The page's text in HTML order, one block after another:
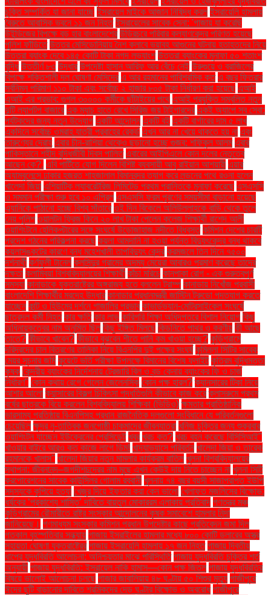
চুক্তি সম্পর্কিত যা জানা যাচ্ছে ইসরায়েল মাইকে আজান নিষিদ্ধ করল ইসরায়েলি হামলায়
বৈরুতে আবাসিক ভবনে ১১ জন নিহত ইসরায়েলের সাবেক সেনা: 'গাজায় যা করেছি
উইন্ডিজের বিপক্ষে বড় হার বাংলাদেশের উড়িরচরে পরিবার কল্যাণকেন্দ্র পরিণত হয়েছে
পুলিশ ফাঁড়িতে উত্তর মেসিডোনিয়ায় নৈশ ক্লাবে ভয়াবহ আগুনের ঘটনায় হতাহতদের নিয়ে
উত্তরা ব্যাংক দেবে ১৪৫ কোটি টাকা নগদ লভ্যাংশ উত্তরা ব্যাংকের মুনাফা ৫০ শতাংশ
বৃদ্ধি উত্তীর্ণ ৮৩ উদ্ধার উপদেষ্টা হাসান আরিফ আর বেঁচে নেই উরুগুয়ে ও ব্রাজিলের
বিপক্ষে শক্তিশালী দল ঘোষণা মেসিদের এ আর রহমানের পারিশ্রমিক কত এ বছর ফিতরার
সর্বনিম্ন পরিমাণ ১১০ টাকা এবং সর্বোচ্চ ২ হাজার ৮০৫ টাকা নির্ধারণ করা হয়েছে এআই
এআই এর প্রভাব: গুগল ৩০০০০ কর্মীকে ছাঁটাইয়ের পথে এআই প্রযুক্তি সম্বলিত নতুন
দুটি ল্যাপটপ বাজারে এক ম্যাচ হাতে রেখে সিরিজ জয় টাইগারদের একই অ্যাপে সব সেবা:
পর্যটকদের জন্য নতুন উদ্যোগ একটি আন্দোলন একটি বই একটি বার্গারের দাম ৫ লাখ
একদিনে সর্বোচ্চ ওমরাহ যাত্রী প্রবাহের রেকর্ড এখন আর না খেয়ে থাকতে হয় না এবং
তারুণ্যের দ্রোহ এবার চীন-রাশিয়া থেকেও ছড়ানো হচ্ছে গুজব: শফিকুল আলম এবার
পাকিস্তানে শহীদ বুদ্ধিজীবী দিবস পালিত এবারের আইপিএলে কোন দলের নেতৃত্বে
আছেন কে?. এবি পার্টিতে যোগ দিলেন বিশিষ্ট ব্যবসায়ী আবু রাইয়ান আশয়ারী এয়ার
অ্যাম্বুলেন্সে ঢাকার হজরত শাহজালাল বিমানবন্দর ত্যাগ করে লন্ডনের পথে রওনা হলেন
খালেদা জিয়া এশিয়াটিক ল্যাবরেটরিজ লিমিটেড প্রথম প্রান্তিকে মুনাফা করেছে এসএসসি
ও সমমান পরীক্ষা শুরু হবে ১০ এপ্রিল এসএসসি ফরম পূরণের সময়সীমা বাড়ানো হয়েছে
এ্যানিকে পাঠানো হচ্ছে বিশ্ব সাঁতারে ওই দিন বিকেলে অলিউল্লাহকে বাড়ি থেকে তুলে
নেয় পুলিশ ওয়ালটন ফ্রিজ কিনে ২০ লাখ টাকা পেলেন কলেজ শিক্ষার্থী রাশেদ আলী
ওয়াশিংটনে হেলিকপ্টারের সঙ্গে সংঘর্ষে উড়োজাহাজ নদীতে বিধ্বস্ত কমিশন দেশের চারটি
প্রদেশ গঠনের পরিকল্পনা করছে কয়লা আমদানি না হওয়া পর্যন্ত বিদ্যুৎকেন্দ্র বন্ধ থাকবে
কয়লাসঙ্কটের কারণে বন্ধ মহেশখালী তাপবিদ্যুৎ কেন্দ্র করমজলে তিন দিনে ৭৫০০
দর্শনার্থী কর্ণফুলী টানেল কলসিন্দুর গ্রামের অদম্য মেয়েরা আবারও প্রমাণ করেছে তাদের
দক্ষতা কলাম্বিয়া বিশ্ববিদ্যালয়ের শিক্ষার্থী কাঁচা মরিচে কানপাকা রোগ - এক গুরুত্বপুর্ণ
সমস্যা কানাডাকে যুক্তরাষ্ট্রের অঙ্গরাজ্য হতে বললেন ট্রাম্প কানাডায় নিখোঁজ প্রবাসী
বাংলাদেশি শিক্ষার্থীর মরদেহ উদ্ধার কানাডার প্রধানমন্ত্রী জাস্টিন ট্রুডো পদত্যাগ করতে
যাচ্ছেন কান্ট ও হিউমের দর্শনে গাজালির প্রভাব কাভার্ডভ্যান-মোটরসাইকেল সংঘর্ষে
ছাত্রদল কর্মী নিহত কার ক্ষতি কার লাভ কারিগরি শিক্ষা অধিদপ্তরে বিশাল নিয়োগ কিছু
অধিনায়কত্বের নাম অনুমিত ছিল কিছু ইঙ্গিত মিলছে কিডনিতে পাথর ও করণীয় কী আছে
তাতে? কীভাবে খাবেন? কীভাবে বুঝবেন শীতে পানি কম খাওয়া হচ্ছে? কুড়িগ্রামে
দরিদ্রদের চাল বিতরণের তালিকা নিয়ে বিএনপির দুই পক্ষের সংঘর্ষ কুমিল্লা সিটির সাবেক
মেয়র সূচনার জমি কুয়েটে ভর্তি পরীক্ষা উপলক্ষে বিমানের বিশেষ ফ্লাইট কৃত্রিম বুদ্ধিমত্তা
কৃষক কেন্দ্রীয় ব্যাংকের নির্দেশনায় ট্রেজারি বিল ও বন্ড কেনায় ব্যাংকের ফি ও চার্জ
নির্ধারণ" কোন কথায় রেগে গেলেন জেলেনস্কি কোন পক্ষ হারল? ক্যানসারের টিকা নিয়ে
আশার আলো ক্যান্সারের বিকল্প চিকিৎসা পদ্ধতিগুলি কীভাবে কাজ করে ক্লাসরুমে প্রথম
বর্ষের ছাত্রকে বিয়ে করলেন বিশ্ববিদ্যালয় শিক্ষিকা (ভিডিও) ক্ষমতার প্রাতিষ্ঠানিক
ভারসাম্য প্রতিষ্ঠায় বিএনপিসহ প্রধান রাজনৈতিক দলগুলো সংবিধানে যে পরিবর্তনগুলো
চেয়েছিল ক্ষুদ্র নৃ-তাত্বিক জনগোষ্ঠী চাকমাদের জীবনযাত্রা খনিজ চুক্তির জন্য শুক্রবার
ওয়াশিংটন যাচ্ছেন ইউক্রেনের প্রেসিডেন্ট খবর খরচ কত? খরচ বহন করেছে বিসিসিআই"
খাওয়ার বাইরে আরও কত কাজে লাগে ডিম! খাদ্যাভ্যাসে পরিবর্তন খালেদা জিয়া ও তারেক
রহমানকে খালাস'' খালেদা জিয়ার নতুন মামলার কার্যক্রম বাতিল খুলনা বিশ্ববিদ্যালয়ের
স্থাপনা: জীবনানন্দ–জগদীশচন্দ্রের নাম মুছে এখন কেউই দায় নিতে চাচ্ছেন না খুলনা সিটি
করপোরেশনের সাবেক কাউন্সিলর গোলাম রব্বানী খুলনায় ৭৪ বছর বয়সী সাজাপ্রাপ্ত ইউপি
সদস্যকে কুপিয়ে হত্যা খেজুর দিয়ে ইফতার করা কেন ভালো খেলাফত মজলিসের বিক্ষোভ:
ধর্ষকের ‘প্রকাশ্যে শাস্তি’ দাবিতে বায়তুল মোকাররম এলাকায় প্রতিবাদ গণতন্ত্র মঞ্চ
কুড়িগ্রামের রৌমারীতে রাষ্ট্র সংস্কার আন্দোলনের কৃষক সমাবেশে হামলার নিন্দা
জানিয়েছে। গণমাধ্যম সংস্কার কমিশন প্রধান উপদেষ্টার কাছে প্রতিবেদন জমা দিল
গতকাল বৃহস্পতিবার সন্ধ্যায় গাজায় ইসরাইলের হামলার মধ্যে ৮০০ কোটি ডলারের অস্ত্র
সহায়তা ঘোষণা যুক্তরাষ্ট্রের গাজায় ইসরায়েলি হামলায় ১৭ জন নিহত গাজায় দ্বিতীয়
ধাপের যুদ্ধবিরতি আলোচনা: অনিশ্চয়তার মাঝে পরিস্থিতি গাজায় যুদ্ধবিরতি চুক্তির শর্ত
অনুযায়ী গাজায় যুদ্ধবিরতি: ইসরায়েল নাকি হামাস—কোন পক্ষ জিতল গাজায় যুদ্ধবিরতির
বিষয়ে ভালোই আলোচনা চলছে গাজার জাবালিয়ায় ৪৮ ঘণ্টায় ৫০ শিশুর মৃত্যু গাজীপুরে
ঈদের ছুটি বাড়ানোর দাবিতে শ্রমিকদের দেড় ঘণ্টার বিক্ষোভ ও অবরোধ গাজীপুরে